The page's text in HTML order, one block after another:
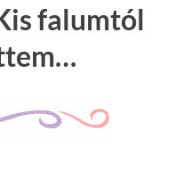
falumtól